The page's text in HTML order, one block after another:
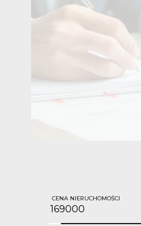
CENA NIERUCHOMOŚCI